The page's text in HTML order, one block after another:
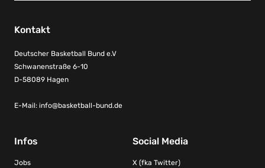
Kontakt
Deutscher Basketball Bund e.V
Schwanenstraße 6-10
D-58089 Hagen
E-Mail: info@basketball-bund.de
Infos
Jobs
Social Media
X (fka Twitter)